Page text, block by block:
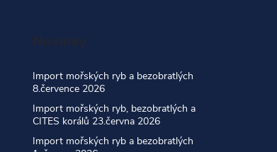
Import mořských ryb a bezobratlých
8.července 2026
Import mořských ryb, bezobratlých a
CITES korálů 23.června 2026
Import mořských ryb a bezobratlých